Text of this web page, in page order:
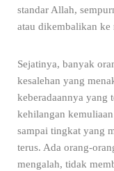
standar Allah,
atau dikembalikan ke
Sejatinya, banyak
kesalehan yang
keberadaannya yang
kehilangan
sampai tingkat yang
terus. Ada orang-
mengalah, tidak